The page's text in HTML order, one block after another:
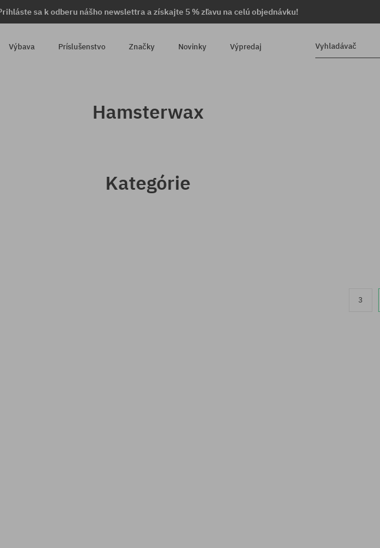
sa k odberu nášho newslettra a získajte 5 % zľavu na celú objednávku!
Výbava Príslušenstvo Značky Novinky Výpredaj Vyhladávač
Hamsterwax
Kategórie
3